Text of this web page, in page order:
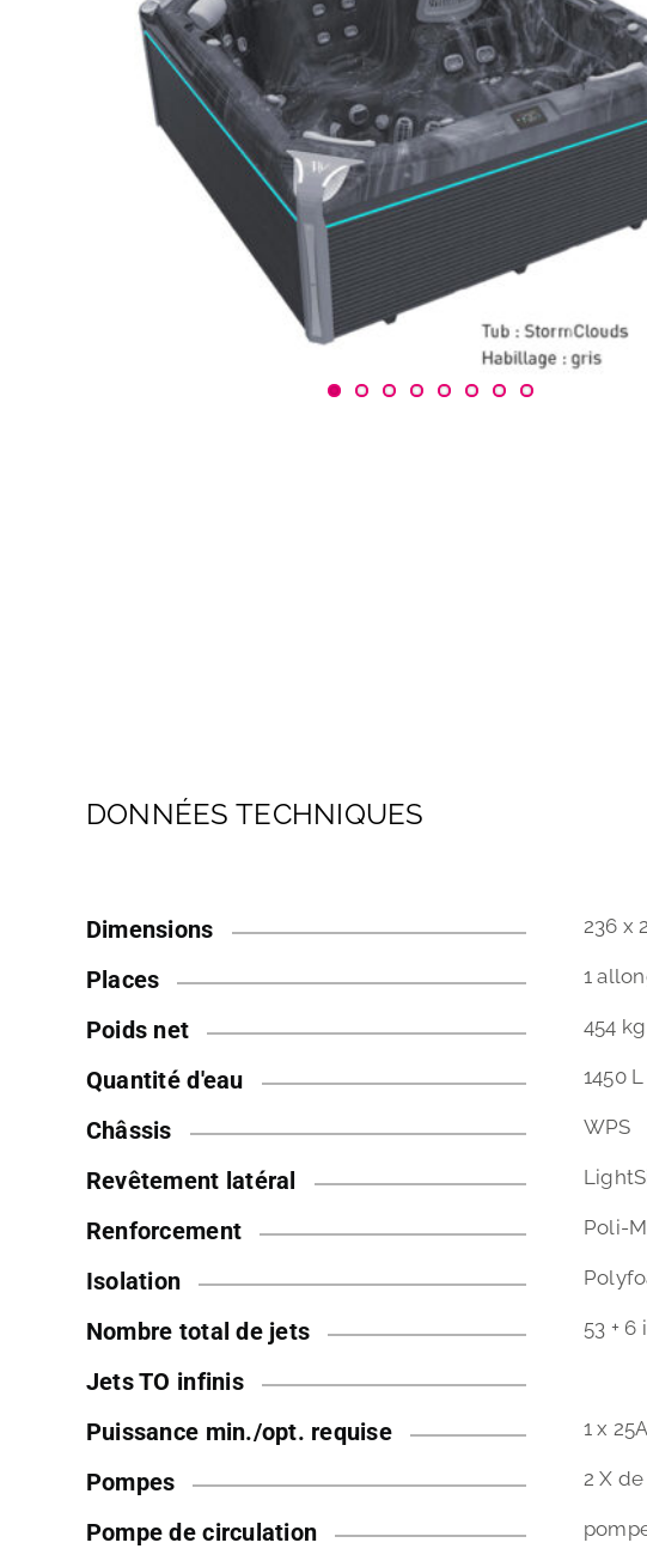
DONNÉES TECHNIQUES
Dimensions 236 x
Places 1
Poids net 454 kg
Quantité d'eau 1450 L
Châssis WPS
Revêtement latéral
Renforcement Poli-
Isolation
Nombre total de jets 53 +
Jets TO infinis
Puissance min./opt. requise
1 x
Pompes 2 X
Pompe de circulation